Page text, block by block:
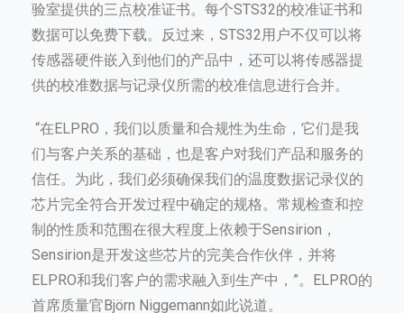
验室提供的三点校准证书。每个STS32的校准证书和
数据可以免费下载。反过来，STS32用户不仅可以将
传感器硬件嵌入到他们的产品中，还可以将传感器提
供的校准数据与记录仪所需的校准信息进行合并。
“在ELPRO，我们以质量和合规性为生命，它们是我
们与客户关系的基础，也是客户对我们产品和服务的
信任。为此，我们必须确保我们的温度数据记录仪的
芯片完全符合开发过程中确定的规格。常规检查和控
制的性质和范围在很大程度上依赖于Sensirion，
Sensirion是开发这些芯片的完美合作伙伴，并将
ELPRO和我们客户的需求融入到生产中，”。ELPRO的
首席质量官Björn Niggemann如此说道。